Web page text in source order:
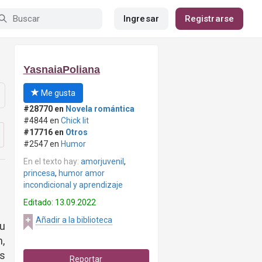
Ingresar Registrarse
YasnaiaPoliana
Me gusta
#28770 en Novela romántica
#4844 en Chick lit
#17716 en Otros
#2547 en Humor
En el texto hay: amorjuvenil ,
princesa, humor amor
incondicional y aprendizaje
Editado: 13.09.2022
Añadir a la biblioteca
Reportar